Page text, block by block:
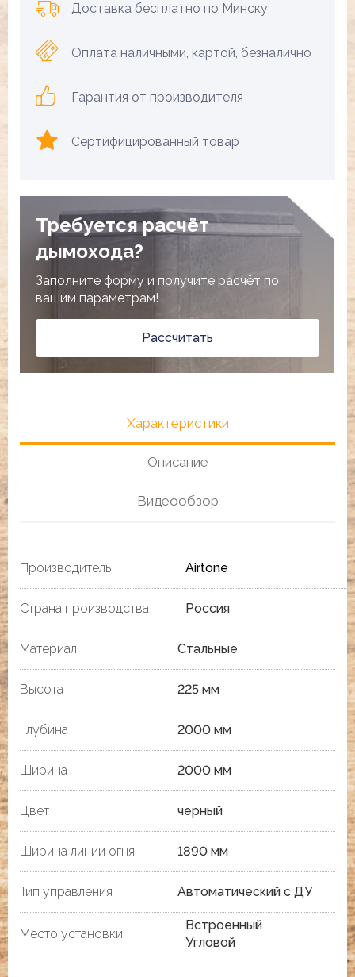
Доставка бесплатно по Минску
Оплата наличными, картой, безналично
Гарантия от производителя
Сертифицированный товар
Требуется расчёт
дымохода?
Заполните форму и получите расчёт по
вашим параметрам!
Рассчитать
Характеристики
Описание
Видеообзор
Производитель Airtone
Страна производства Россия
Материал Стальные
Высота 225 мм
Глубина 2000 мм
Ширина 2000 мм
Цвет черный
Ширина линии огня 1890 мм
Тип управления Автоматический с ДУ
Место установки
Встроенный
Угловой